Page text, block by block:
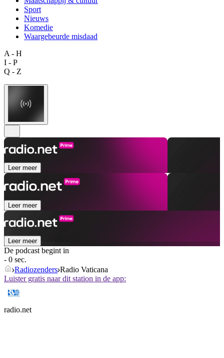
Sport
Nieuws
Komedie
Waargebeurde misdaad
A - H
I - P
Q - Z
Leer meer
Leer meer
Leer meer
De podcast begint in
- 0 sec.
Radiozenders Radio Vaticana
Luister gratis naar dit station in de app:
radio.net